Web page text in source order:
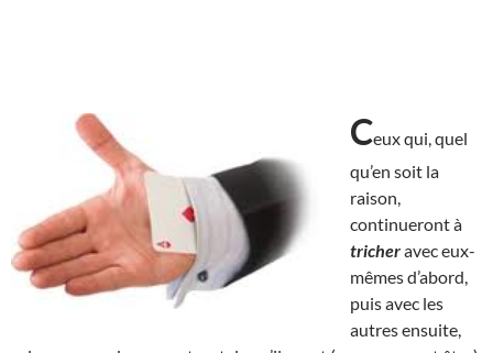
Ceux qui, quel
qu’en soit la
raison,
continueront à
tricheravec eux-
mêmes d’abord,
puis avec les
autres ensuite,